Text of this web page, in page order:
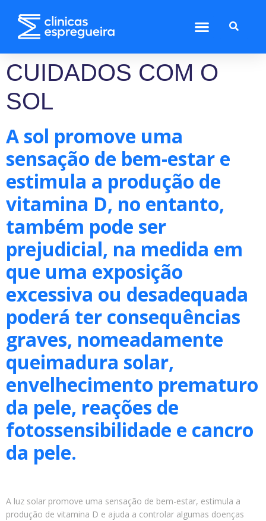
CUIDADOS COM O
SOL
A sol promove uma
sensação de bem-estar e
estimula a produção de
vitamina D, no entanto,
também pode ser
prejudicial, na medida em
que uma exposição
excessiva ou desadequada
poderá ter consequências
graves, nomeadamente
queimadura solar,
envelhecimento prematuro
da pele, reações de
fotossensibilidade e cancro
da pele.
A luz solar promove uma sensação de bem-estar, estimula a
produção de vitamina D e ajuda a controlar algumas doenças